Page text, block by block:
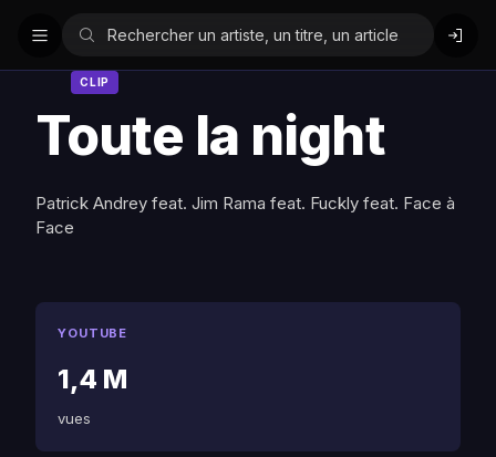
CLIP
Toute la night
Patrick Andrey feat. Jim Rama feat. Fuckly feat. Face à
Face
YOUTUBE
1,4 M
vues